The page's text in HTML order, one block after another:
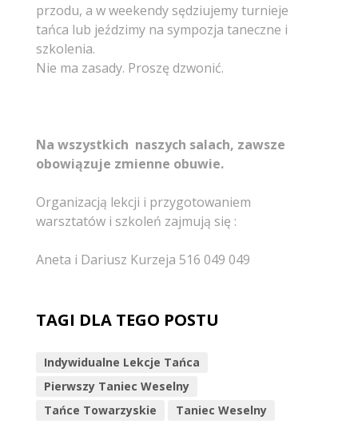
przodu, a w weekendy sędziujemy turnieje
tańca lub jeździmy na sympozja taneczne i
szkolenia.
Nie ma zasady. Proszę dzwonić.
Na wszystkich naszych salach, zawsze
obowiązuje zmienne obuwie.
Organizacją lekcji i przygotowaniem
warsztatów i szkoleń zajmują się :
Aneta i Dariusz Kurzeja 516 049 049
TAGI DLA TEGO POSTU
Indywidualne Lekcje Tańca
Pierwszy Taniec Weselny
Tańce Towarzyskie
Taniec Weselny